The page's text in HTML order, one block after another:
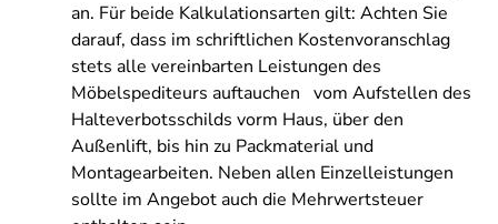
an. Für beide Kalkulationsarten gilt: Achten Sie
darauf, dass im schriftlichen Kostenvoranschlag
stets alle vereinbarten Leistungen des
Möbelspediteurs auftauchen vom Aufstellen des
Halteverbotsschilds vorm Haus, über den
Außenlift, bis hin zu Packmaterial und
Montagearbeiten. Neben allen Einzelleistungen
sollte im Angebot auch die Mehrwertsteuer